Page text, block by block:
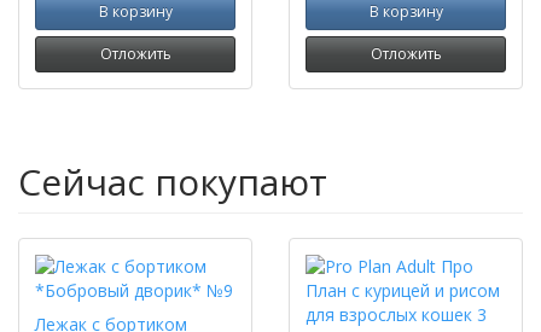
В корзину
Отложить
В корзину
Отложить
Сейчас покупают
Лежак с бортиком